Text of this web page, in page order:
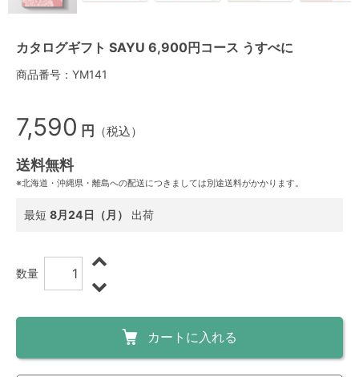
カタログギフト SAYU 6,900円コース うすべに
商品番号：YM141
7,590 円 （税込）
送料無料
※北海道・沖縄県・離島への配送につきましては別途送料がかかります。
最短 8月24日（月） 出荷
数量
カートに入れる